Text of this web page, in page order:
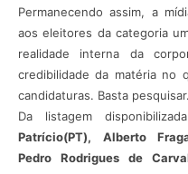
Permanecendo assim, a
aos eleitores da categoria
realidade interna da
credibilidade da matéria no
candidaturas. Basta pesquisar.
Da listagem
Patrício(PT), Alberto
Pedro Rodrigues de